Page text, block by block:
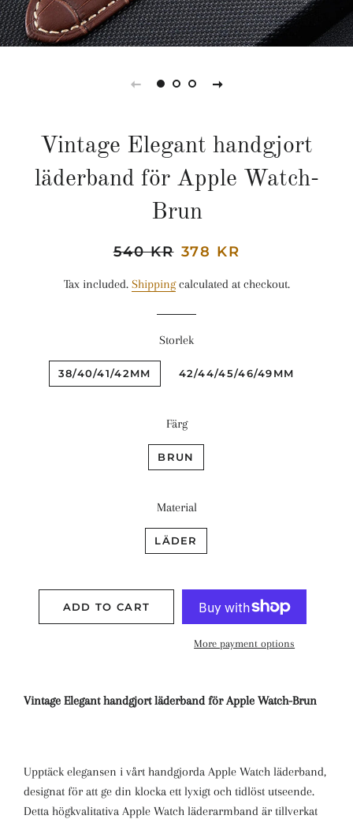
Vintage Elegant handgjort
läderband för Apple Watch-
Brun
Regular
540 KR Sale
378 KR
Tax included. Shippingcalculated at checkout.
Storlek
38/40/41/42MM 42/44/45/46/49MM
Färg
BRUN
Material
LÄDER
ADD TO CART
More payment options
Vintage Elegant handgjort läderband för Apple Watch-Brun
Upptäck elegansen i vårt handgjorda Apple Watch läderband,
designat för att ge din klocka ett lyxigt och tidlöst utseende.
Detta högkvalitativa Apple Watch läderarmband är tillverkat